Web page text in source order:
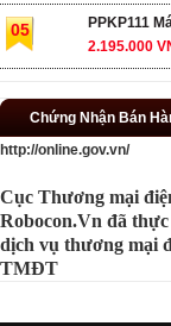
05
PPKP111
2.195.000
Chứng Nhận Bán
http://online.gov.vn/
Cục Thương mại
Robocon.Vn đã
dịch vụ thương mại
TMĐT